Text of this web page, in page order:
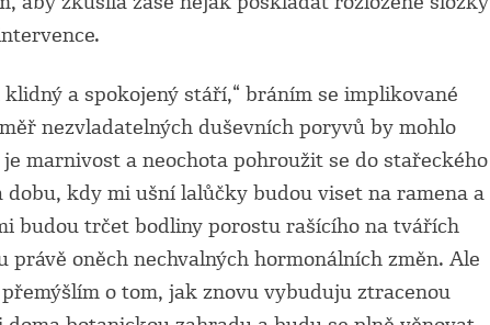
a spokojený stáří,“ bráním se implikované
nezvladatelných duševních poryvů by mohlo
marnivost a neochota pohroužit se do stařeckého
dobu, kdy mi ušní lalůčky budou viset na ramena a
budou trčet bodliny porostu rašícího na tvářích
oněch nechvalných hormonálních změn. Ale
o tom, jak znovu vybuduju ztracenou